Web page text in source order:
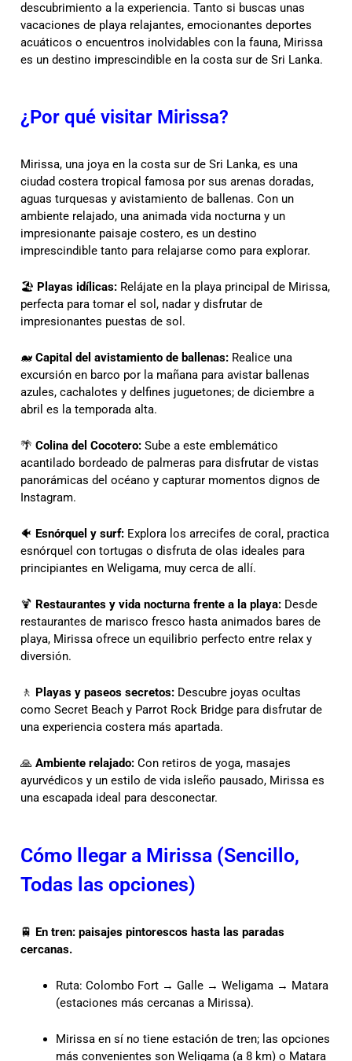
descubrimiento a la experiencia. Tanto si buscas unas
vacaciones de playa relajantes, emocionantes deportes
acuáticos o encuentros inolvidables con la fauna, Mirissa
es un destino imprescindible en la costa sur de Sri Lanka.
¿Por qué visitar Mirissa?
Mirissa, una joya en la costa sur de Sri Lanka, es una
ciudad costera tropical famosa por sus arenas doradas,
aguas turquesas y avistamiento de ballenas. Con un
ambiente relajado, una animada vida nocturna y un
impresionante paisaje costero, es un destino
imprescindible tanto para relajarse como para explorar.
🏖 Playas idílicas: Relájate en la playa principal de Mirissa,
perfecta para tomar el sol, nadar y disfrutar de
impresionantes puestas de sol.
🐋 Capital del avistamiento de ballenas: Realice una
excursión en barco por la mañana para avistar ballenas
azules, cachalotes y delfines juguetones; de diciembre a
abril es la temporada alta.
🌴 Colina del Cocotero: Sube a este emblemático
acantilado bordeado de palmeras para disfrutar de vistas
panorámicas del océano y capturar momentos dignos de
Instagram.
🐠 Esnórquel y surf: Explora los arrecifes de coral, practica
esnórquel con tortugas o disfruta de olas ideales para
principiantes en Weligama, muy cerca de allí.
🍹 Restaurantes y vida nocturna frente a la playa: Desde
restaurantes de marisco fresco hasta animados bares de
playa, Mirissa ofrece un equilibrio perfecto entre relax y
diversión.
🚶 Playas y paseos secretos: Descubre joyas ocultas
como Secret Beach y Parrot Rock Bridge para disfrutar de
una experiencia costera más apartada.
🙏 Ambiente relajado: Con retiros de yoga, masajes
ayurvédicos y un estilo de vida isleño pausado, Mirissa es
una escapada ideal para desconectar.
Cómo llegar a Mirissa (Sencillo,
Todas las opciones)
🚆 En tren: paisajes pintorescos hasta las paradas
cercanas.
Ruta: Colombo Fort → Galle → Weligama → Matara
(estaciones más cercanas a Mirissa).
Mirissa en sí no tiene estación de tren; las opciones
más convenientes son Weligama (a 8 km) o Matara